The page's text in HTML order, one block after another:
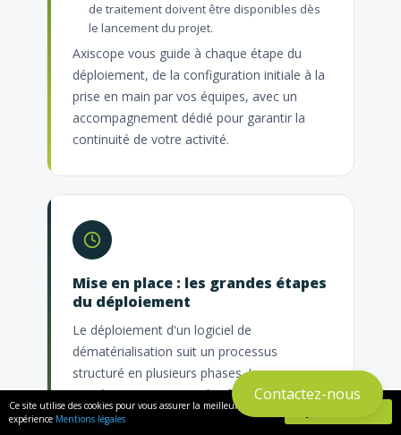
J'AI COMPRIS
Ce site utilise des cookies pour vous assurer la meilleure
expérience Mentions légales
de traitement doivent être disponibles dès
le lancement du projet.
Axiscope vous guide à chaque étape du
déploiement, de la configuration initiale à la
prise en main par vos équipes, avec un
accompagnement dédié pour garantir la
continuité de votre activité.
Mise en place : les grandes étapes
du déploiement
Le déploiement d'un logiciel de
dématérialisation suit un processus
structuré en plusieurs phases. La
numérisation convertit les factures papier
existantes via scanner ; l'OCR extrait
Contactez-nous